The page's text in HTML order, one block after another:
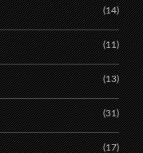
(14)
(11)
(13)
(31)
(17)